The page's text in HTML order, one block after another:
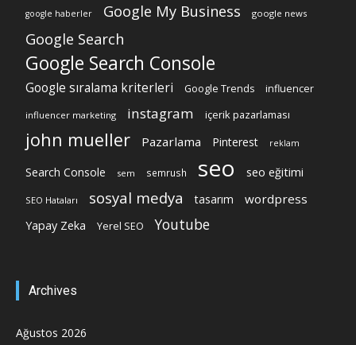
google haberler Google My Business google news
Google Search
Google Search Console
Google sıralama kriterleri Google Trends influencer
influencer marketing instagram içerik pazarlaması
john mueller Pazarlama Pinterest reklam
Search Console sem semrush seo seo eğitimi
SEO Hataları sosyal medya tasarım wordpress
Yapay Zeka Yerel SEO Youtube
Archives
Ağustos 2026